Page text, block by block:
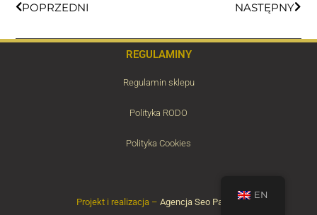
POPRZEDNI NASTĘPNY
REGULAMINY
Regulamin sklepu
Polityka RODO
Polityka Cookies
Projekt i realizacja – Agencja Seo Partner
EN